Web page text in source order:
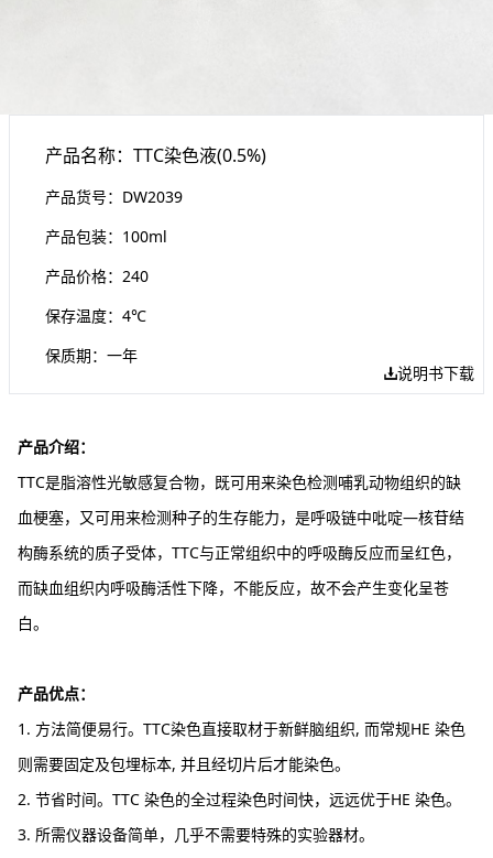
产品名称：TTC染色液(0.5%)
产品货号：DW2039
产品包装：100ml
产品价格：240
保存温度：4℃
保质期：一年
说明书下载
产品介绍：
TTC是脂溶性光敏感复合物，既可用来染色检测哺乳动物组织的缺
血梗塞，又可用来检测种子的生存能力，是呼吸链中吡啶—核苷结
构酶系统的质子受体，TTC与正常组织中的呼吸酶反应而呈红色，
而缺血组织内呼吸酶活性下降，不能反应，故不会产生变化呈苍
白。
产品优点：
1. 方法简便易行。TTC染色直接取材于新鲜脑组织, 而常规HE 染色
则需要固定及包埋标本, 并且经切片后才能染色。
2. 节省时间。TTC 染色的全过程染色时间快，远远优于HE 染色。
3. 所需仪器设备简单，几乎不需要特殊的实验器材。